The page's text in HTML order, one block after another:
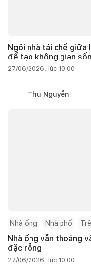
Ngôi nhà tái chế giữa
để tạo không gian
27/06/2026, lúc 10:00
Thu Nguyễn
Nhà ống Nhà phố
Nhà ống vẫn thoáng
đặc rỗng
27/06/2026, lúc 10:00